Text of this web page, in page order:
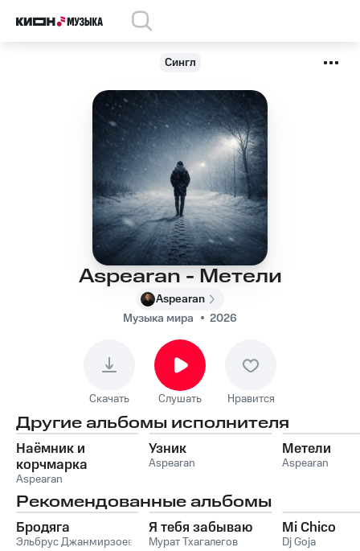
Сингл
Aspearan - Метели
Aspearan
Музыка мира
2026
Скачать Слушать Нравится
Другие альбомы исполнителя
Наёмник и
корчмарка
Aspearan
Узник
Aspearan
Метели
Aspearan
Рекомендованные альбомы
Бродяга
Эльбрус Джанмирзоев
Я тебя забываю
Мурат Тхагалегов
Mi Chico
Dj Goja